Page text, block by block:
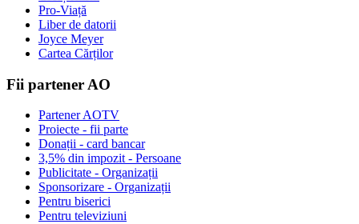
Pro-Viață
Liber de datorii
Joyce Meyer
Cartea Cărților
Fii partener AO
Partener AOTV
Proiecte - fii parte
Donații - card bancar
3,5% din impozit - Persoane
Publicitate - Organizații
Sponsorizare - Organizații
Pentru biserici
Pentru televiziuni